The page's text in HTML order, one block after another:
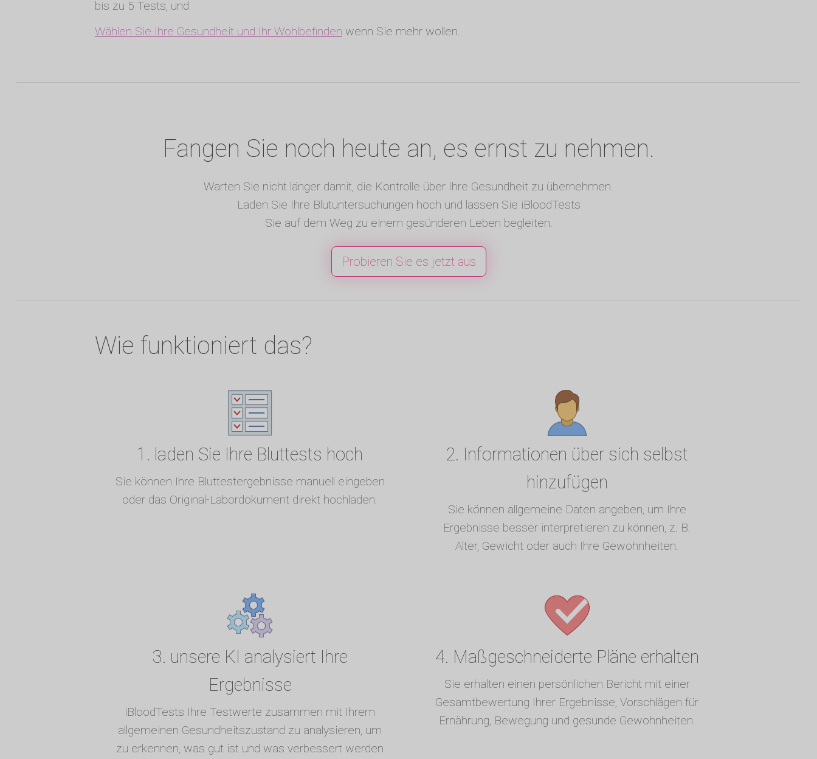
bis zu 5 Tests, und
Wählen Sie Ihre Gesundheit und Ihr Wohlbefinden wenn Sie mehr wollen.
Fangen Sie noch heute an, es ernst zu nehmen.
Warten Sie nicht länger damit, die Kontrolle über Ihre Gesundheit zu übernehmen.
Laden Sie Ihre Blutuntersuchungen hoch und lassen Sie iBloodTests
Sie auf dem Weg zu einem gesünderen Leben begleiten.
Probieren Sie es jetzt aus
Wie funktioniert das?
1. laden Sie Ihre Bluttests hoch
Sie können Ihre Bluttestergebnisse manuell eingeben
oder das Original-Labordokument direkt hochladen.
2. Informationen über sich selbst
hinzufügen
Sie können allgemeine Daten angeben, um Ihre
Ergebnisse besser interpretieren zu können, z. B.
Alter, Gewicht oder auch Ihre Gewohnheiten.
3. unsere KI analysiert Ihre
Ergebnisse
iBloodTests Ihre Testwerte zusammen mit Ihrem
allgemeinen Gesundheitszustand zu analysieren, um
zu erkennen, was gut ist und was verbessert werden
4. Maßgeschneiderte Pläne erhalten
Sie erhalten einen persönlichen Bericht mit einer
Gesamtbewertung Ihrer Ergebnisse, Vorschlägen für
Ernährung, Bewegung und gesunde Gewohnheiten.